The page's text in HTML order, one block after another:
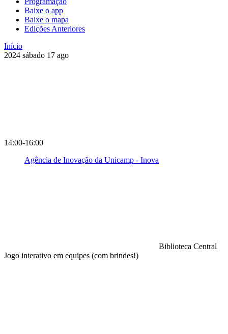
Baixe o app
Baixe o mapa
Edições Anteriores
Início
2024 sábado 17 ago
14:00-16:00
Agência de Inovação da Unicamp - Inova
Biblioteca Central
Jogo interativo em equipes (com brindes!)